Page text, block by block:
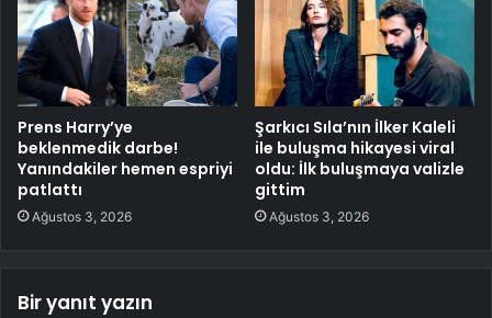
Prens Harry’ye
beklenmedik darbe!
Yanındakiler hemen espriyi
patlattı
Ağustos 3, 2026
Şarkıcı Sıla’nın İlker Kaleli
ile buluşma hikayesi viral
oldu: İlk buluşmaya valizle
gittim
Ağustos 3, 2026
Bir yanıt yazın